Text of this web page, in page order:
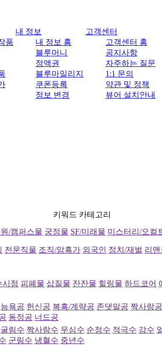
품
내 정보
내 정보 홈
블루머니
정액권
블루마일리지
쿠폰등록
정보 변경
고객센터
고객센터 홈
공지사항
자주하는 질문
1:1 문의
약관 및 정책
뷰어 설치안내
키워드 카테고리
/캠퍼스물 궁정물 SF/미래물 미스터리/오컬
전문직물 조직/암흑가 외국인 정치/재벌 리맨
시점 피폐물 삽질물 잔잔물 힐링물 하드코어
능욕공 헌신공 복흑/계략공 존댓말공 짝사랑공
동정공 너드공
굴림수 짝사랑수 무심수 순정수 적극수 강수
군림수 냉혈수 중년수